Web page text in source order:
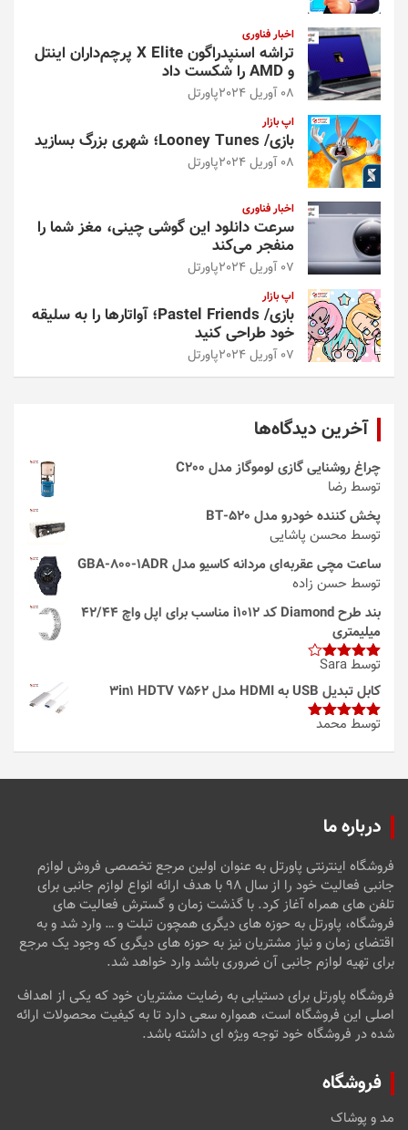
اخبار فناوری
تراشه اسنپدراگون X Elite پرچم‌داران اینتل
و AMD را شکست داد
08 آوریل 2024 پاورتل
اپ بازار
بازی/ Looney Tunes؛ شهری بزرگ بسازید
08 آوریل 2024 پاورتل
اخبار فناوری
سرعت دانلود این گوشی چینی، مغز شما را
منفجر می‌کند
07 آوریل 2024 پاورتل
اپ بازار
بازی/ Pastel Friends؛ آواتارها را به سلیقه
خود طراحی کنید
07 آوریل 2024 پاورتل
آخرین دیدگاه‌ها
چراغ روشنایی گازی لوموگاز مدل C200
توسط رضا
پخش کننده خودرو مدل 520-BT
توسط محسن پاشایی
ساعت مچی عقربه‌ای مردانه کاسیو مدل GBA-800-1ADR
توسط حسن زاده
بند طرح Diamond کد i1012 مناسب برای اپل واچ 42/44
میلیمتری
امتیاز4
از 5
توسط Sara
کابل تبدیل USB به HDMI مدل 3in1 HDTV 7562
امتیاز5از
توسط محمد
درباره ما
فروشگاه اینترنتی پاورتل به عنوان اولین مرجع تخصصی فروش لوازم
جانبی فعالیت خود را از سال ۹۸ با هدف ارائه انواع لوازم جانبی برای
تلفن های همراه آغاز کرد. با گذشت زمان و گسترش فعالیت های
فروشگاه، پاورتل به حوزه های دیگری همچون تبلت و … وارد شد و به
اقتضای زمان و نیاز مشتریان نیز به حوزه های دیگری که وجود یک مرجع
برای تهیه لوازم جانبی آن ضروری باشد وارد خواهد شد.
فروشگاه پاورتل برای دستیابی به رضایت مشتریان خود که یکی از اهداف
اصلی این فروشگاه است، همواره سعی دارد تا به کیفیت محصولات ارائه
شده در فروشگاه خود توجه ویژه ای داشته باشد.
فروشگاه
مد و پوشاک